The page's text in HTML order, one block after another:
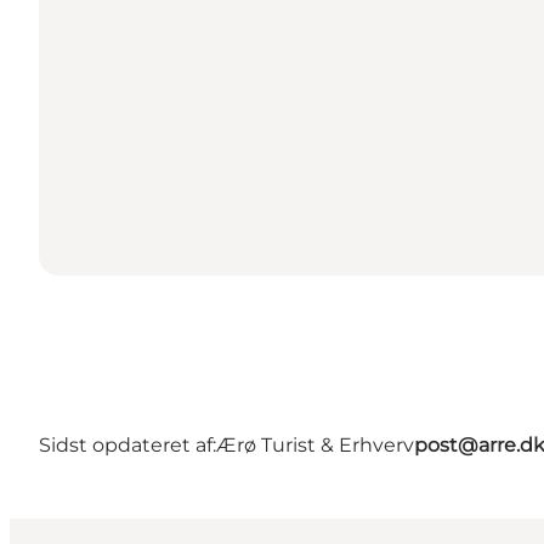
Sidst opdateret af:Ærø Turist & Erhvervpost@arre.dk